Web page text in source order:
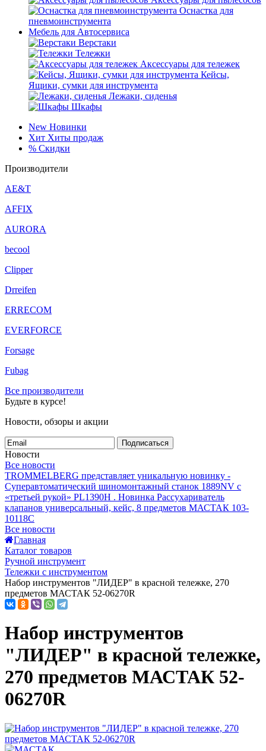
Оснастка для
пневмоинструмента
Мебель для Автосервиса
Верстаки
Тележки
Аксессуары для тележек
Кейсы,
Ящики, сумки для инструмента
Лежаки, сиденья
Шкафы
New Новинки
Хит Хиты продаж
% Скидки
Производители
AE&T
AFFIX
AURORA
becool
Clipper
Drreifen
ERRECOM
EVERFORCE
Forsage
Fubag
Все производители
Будьте в курсе!
Новости, обзоры и акции
Подписаться
Новости
Все новости
TROMMELBERG представляет уникальную новинку -
Суперавтоматический шиномонтажный станок 1889NV с
«третьей рукой» PL1390H . Новинка Рассухариватель
клапанов универсальный, кейс, 8 предметов МАСТАК 103-
10118C
Все новости
Главная
Каталог товаров
Ручной инструмент
Тележки с инструментом
Набор инструментов "ЛИДЕР" в красной тележке, 270
предметов МАСТАК 52-06270R
Набор инструментов
"ЛИДЕР" в красной тележке,
270 предметов МАСТАК 52-
06270R